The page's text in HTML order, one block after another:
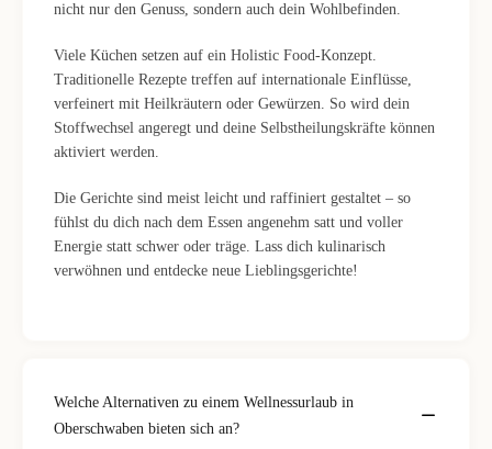
nicht nur den Genuss, sondern auch dein Wohlbefinden.
Viele Küchen setzen auf ein Holistic Food-Konzept.
Traditionelle Rezepte treffen auf internationale Einflüsse,
verfeinert mit Heilkräutern oder Gewürzen. So wird dein
Stoffwechsel angeregt und deine Selbstheilungskräfte können
aktiviert werden.
Die Gerichte sind meist leicht und raffiniert gestaltet – so
fühlst du dich nach dem Essen angenehm satt und voller
Energie statt schwer oder träge. Lass dich kulinarisch
verwöhnen und entdecke neue Lieblingsgerichte!
Welche Alternativen zu einem Wellnessurlaub in
Oberschwaben bieten sich an?